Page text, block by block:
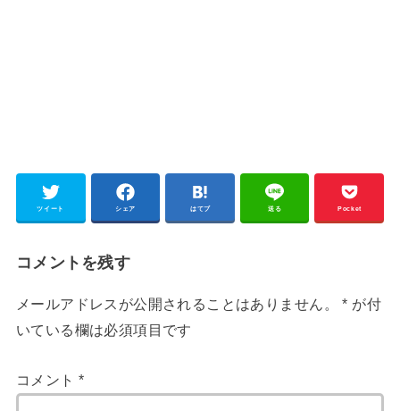
ツイート シェア はてブ 送る Pocket
コメントを残す
メールアドレスが公開されることはありません。 * が付
いている欄は必須項目です
コメント *